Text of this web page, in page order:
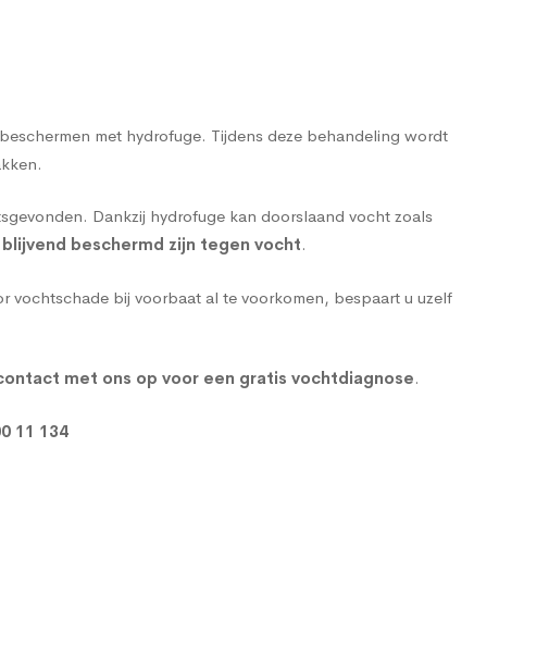
met hydrofuge. Tijdens deze behandeling wordt
Dankzij hydrofuge kan doorslaand vocht zoals
beschermd zijn tegen vocht.
vochtschade bij voorbaat al te voorkomen, bespaart u uzelf
met ons op voor een gratis vochtdiagnose.
11 134